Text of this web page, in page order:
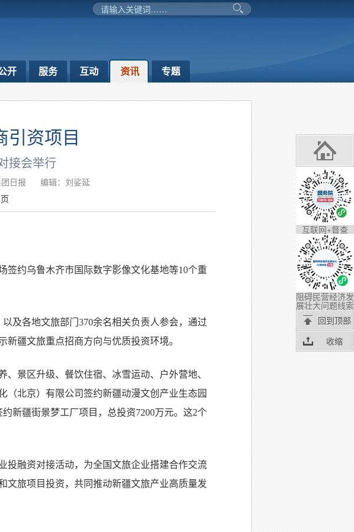
开 服务 互动 资讯 专题
引资项目
接会举行
日报
编辑：刘娑延
签约乌鲁木齐市国际数字影像文化基地等10个重
及各地文旅部门370余名相关负责人参会，通过
疆文旅重点招商方向与优质投资环境。
景区升级、餐饮住宿、冰雪运动、户外营地、
（北京）有限公司签约新疆动漫文创产业生态园
新疆街景梦工厂项目，总投资7200万元。这2个
投融资对接活动，为全国文旅企业搭建合作交流
文旅项目投资，共同推动新疆文旅产业高质量发
互联网+督查
阻碍民营经济发
展壮大问题线索
回到顶部
收缩